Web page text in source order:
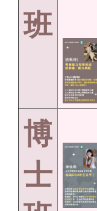
班
博
士